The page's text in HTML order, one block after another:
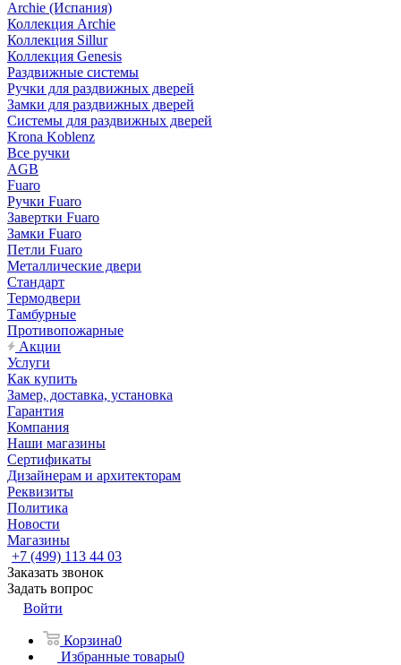
Archie (Испания)
Коллекция Archie
Коллекция Sillur
Коллекция Genesis
Раздвижные системы
Ручки для раздвижных дверей
Замки для раздвижных дверей
Системы для раздвижных дверей
Krona Koblenz
Все ручки
AGB
Fuaro
Ручки Fuaro
Завертки Fuaro
Замки Fuaro
Петли Fuaro
Металлические двери
Стандарт
Термодвери
Тамбурные
Противопожарные
Акции
Услуги
Как купить
Замер, доставка, установка
Гарантия
Компания
Наши магазины
Сертификаты
Дизайнерам и архитекторам
Реквизиты
Политика
Новости
Магазины
+7 (499) 113 44 03
Заказать звонок
Задать вопрос
Войти
Корзина0
Избранные товары0